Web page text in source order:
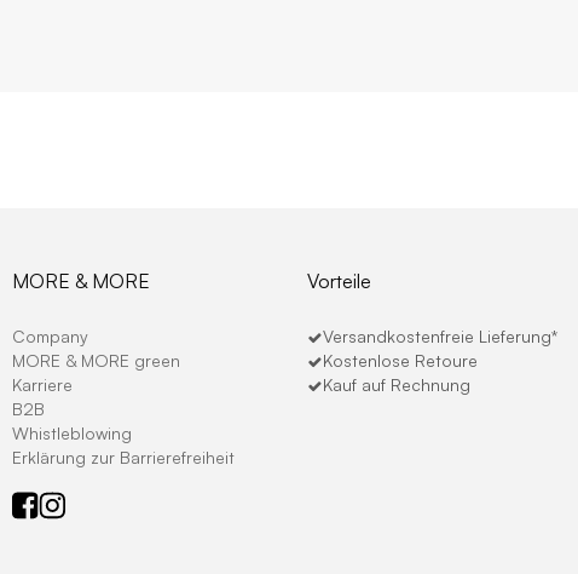
MORE & MORE
Company
MORE & MORE green
Karriere
B2B
Whistleblowing
Erklärung zur Barrierefreiheit
Vorteile
Versandkostenfreie Lieferung*
Kostenlose Retoure
Kauf auf Rechnung